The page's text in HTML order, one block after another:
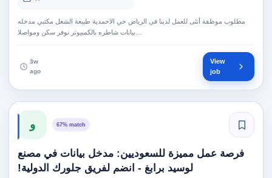
مطلوب موظفة أنثى للعمل لدينا في الرياض حي الاحمدية طبيعة الشغل مكتبي مدخله
3w
ago
View
job
و 67% match
فرصة عمل مميزة للسعوديين: مدخل بيانات في مصنع
لوسيد برابغ - انضم لفريق جلورك الدولية!